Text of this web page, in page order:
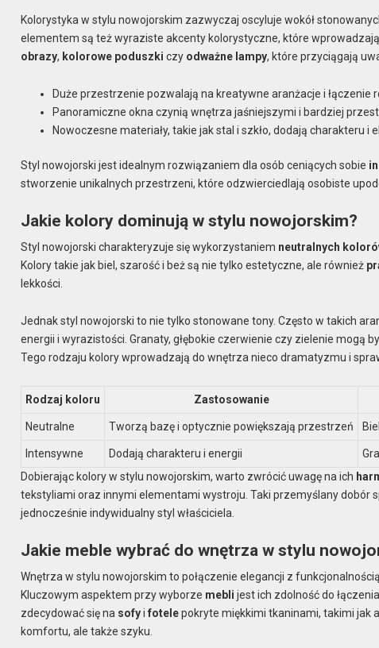
Kolorystyka w stylu nowojorskim zazwyczaj oscyluje wokół
elementem są też wyraziste akcenty kolorystyczne, które
obrazy, kolorowe poduszki czy odważne lampy, które przyciągają
Duże przestrzenie pozwalają na kreatywne aranżacje i łączenie
Panoramiczne okna czynią wnętrza jaśniejszymi i bardziej
Nowoczesne materiały, takie jak stal i szkło, dodają charakteru i
Styl nowojorski jest idealnym rozwiązaniem dla osób ceniących sobie
stworzenie unikalnych przestrzeni, które odzwierciedlają osobiste
Jakie kolory dominują w stylu nowojorskim?
Styl nowojorski charakteryzuje się wykorzystaniem neutralnych
Kolory takie jak biel, szarość i beż są nie tylko estetyczne, ale również
lekkości.
Jednak styl nowojorski to nie tylko stonowane tony. Często w takich
energii i wyrazistości. Granaty, głębokie czerwienie czy zielenie mogą
Tego rodzaju kolory wprowadzają do wnętrza nieco dramatyzmu i
Rodzaj koloru Zastosowanie
Neutralne Tworzą bazę i optycznie powiększają przestrzeń
Intensywne Dodają charakteru i energii
Dobierając kolory w stylu nowojorskim, warto zwrócić uwagę na ich
tekstyliami oraz innymi elementami wystroju. Taki przemyślany dobór
jednocześnie indywidualny styl właściciela.
Jakie meble wybrać do wnętrza w stylu
Wnętrza w stylu nowojorskim to połączenie elegancji z
Kluczowym aspektem przy wyborze mebli jest ich zdolność do
zdecydować się na sofyifotelepokryte miękkimi tkaninami, takimi jak
komfortu, ale także szyku.